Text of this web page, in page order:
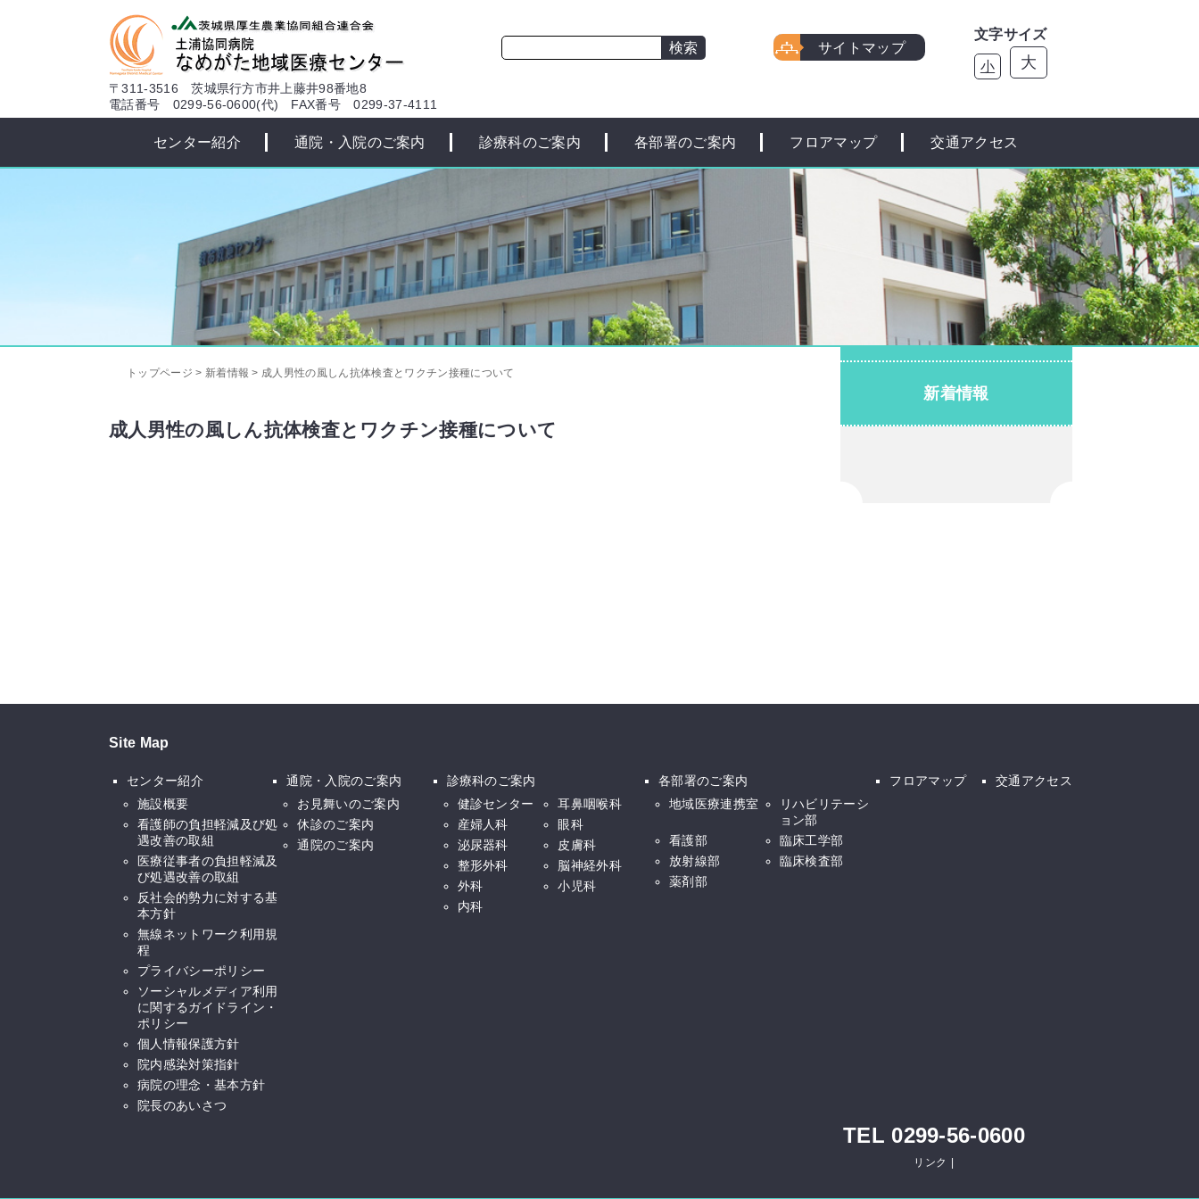
〒311-3516 茨城県行方市井上藤井98番地8
電話番号 0299-56-0600(代)
FAX番号 0299-37-4111
サイトマップ
文字サイズ
小 大
センター紹介 通院・入院のご案内 診療科のご案内 各部署のご案内 フロアマップ 交通アクセス
トップページ > 新着情報 > 成人男性の風しん抗体検査とワクチン接種について
成人男性の風しん抗体検査とワクチン接種について
新着情報
Site Map
センター紹介
施設概要
看護師の負担軽減及び処
遇改善の取組
医療従事者の負担軽減及
び処遇改善の取組
反社会的勢力に対する基
本方針
無線ネットワーク利用規
程
プライバシーポリシー
ソーシャルメディア利用
に関するガイドライン・
ポリシー
個人情報保護方針
院内感染対策指針
病院の理念・基本方針
院長のあいさつ
通院・入院のご案内
お見舞いのご案内
休診のご案内
通院のご案内
診療科のご案内
健診センター
耳鼻咽喉科
産婦人科
眼科
泌尿器科
皮膚科
整形外科
脳神経外科
外科
小児科
内科
各部署のご案内
地域医療連携室
リハビリテーシ
ョン部
看護部
臨床工学部
放射線部
臨床検査部
薬剤部
フロアマップ 交通アクセス
TEL 0299-56-0600
リンク